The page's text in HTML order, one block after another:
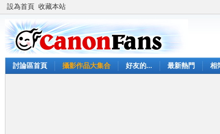
設為首頁 收藏本站
討論區首頁 攝影作品大集合 好友的... 最新熱門 相